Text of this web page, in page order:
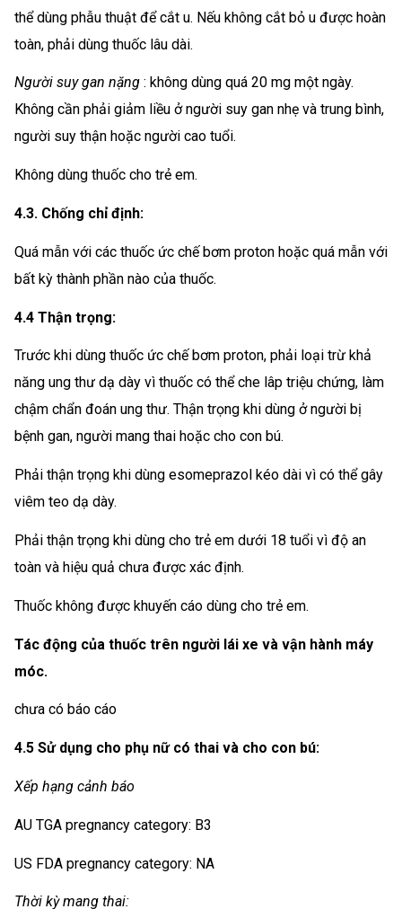
thể dùng phẫu thuật để cắt u. Nếu không cắt bỏ u được hoàn
toàn, phải dùng thuốc lâu dài.
Người suy gan nặng : không dùng quá 20 mg một ngày.
Không cần phải giảm liều ở người suy gan nhẹ và trung bình,
người suy thận hoặc người cao tuổi.
Không dùng thuốc cho trẻ em.
4.3. Chống chỉ định:
Quá mẫn với các thuốc ức chế bơm proton hoặc quá mẫn với
bất kỳ thành phần nào của thuốc.
4.4 Thận trọng:
Trước khi dùng thuốc ức chế bơm proton, phải loại trừ khả
năng ung thư dạ dày vì thuốc có thể che lâp triệu chứng, làm
chậm chẩn đoán ung thư. Thận trọng khi dùng ở người bị
bệnh gan, người mang thai hoặc cho con bú.
Phải thận trọng khi dùng esomeprazol kéo dài vì có thể gây
viêm teo dạ dày.
Phải thận trọng khi dùng cho trẻ em dưới 18 tuổi vì độ an
toàn và hiệu quả chưa được xác định.
Thuốc không được khuyến cáo dùng cho trẻ em.
Tác động của thuốc trên người lái xe và vận hành máy
móc.
chưa có báo cáo
4.5 Sử dụng cho phụ nữ có thai và cho con bú:
Xếp hạng cảnh báo
AU TGA pregnancy category: B3
US FDA pregnancy category: NA
Thời kỳ mang thai: